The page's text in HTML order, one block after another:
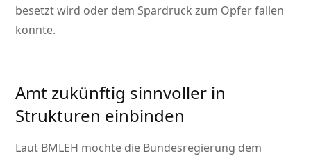
besetzt wird oder dem Spardruck zum Opfer fallen
könnte.
Amt zukünftig sinnvoller in
Strukturen einbinden
Laut BMLEH möchte die Bundesregierung dem